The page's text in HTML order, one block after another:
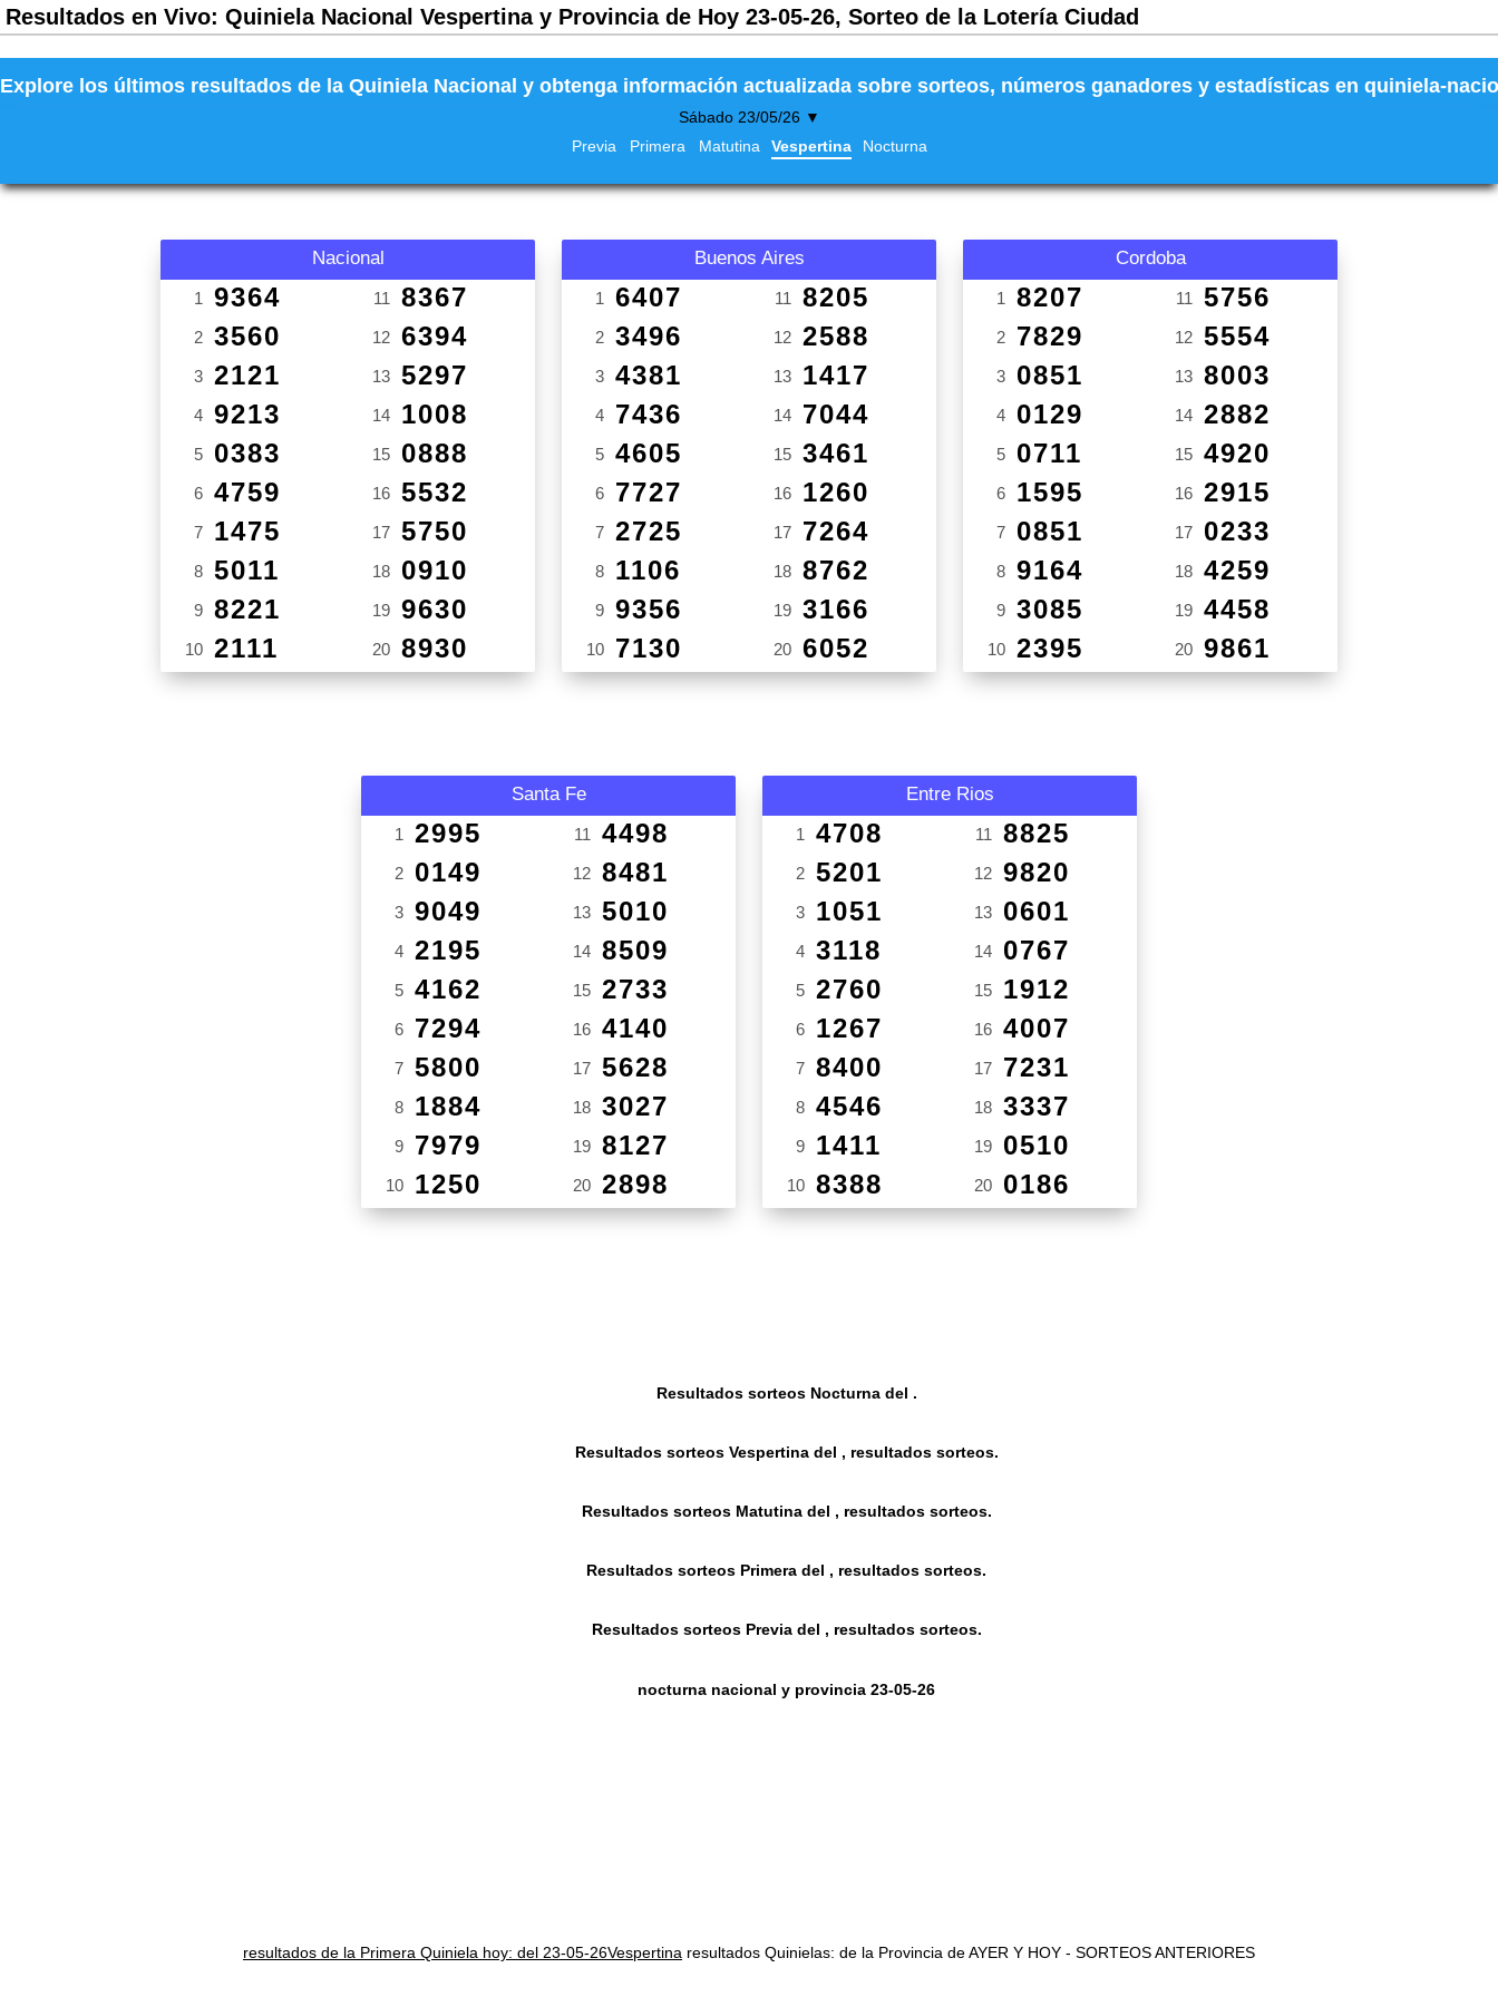
Resultados en Vivo: Quiniela Nacional Vespertina y Provincia de Hoy 23-05-26, Sorteo de la Lotería Ciudad
Explore los últimos resultados de la Quiniela Nacional y obtenga información actualizada sobre sorteos, números ganadores y estadísticas en quiniela-
Sábado 23/05/26 ▼
Previa
Primera Matutina Vespertina Nocturna
Nacional
1 9364
2 3560
3 2121
4 9213
5 0383
6 4759
7 1475
8 5011
9 8221
10 2111
11 8367
12 6394
13 5297
14 1008
15 0888
16 5532
17 5750
18 0910
19 9630
20 8930
Buenos Aires
1 6407
2 3496
3 4381
4 7436
5 4605
6 7727
7 2725
8 1106
9 9356
10 7130
11 8205
12 2588
13 1417
14 7044
15 3461
16 1260
17 7264
18 8762
19 3166
20 6052
Cordoba
1 8207
2 7829
3 0851
4 0129
5 0711
6 1595
7 0851
8 9164
9 3085
10 2395
11 5756
12 5554
13 8003
14 2882
15 4920
16 2915
17 0233
18 4259
19 4458
20 9861
Santa Fe
1 2995
2 0149
3 9049
4 2195
5 4162
6 7294
7 5800
8 1884
9 7979
10 1250
11 4498
12 8481
13 5010
14 8509
15 2733
16 4140
17 5628
18 3027
19 8127
20 2898
Entre Rios
1 4708
2 5201
3 1051
4 3118
5 2760
6 1267
7 8400
8 4546
9 1411
10 8388
11 8825
12 9820
13 0601
14 0767
15 1912
16 4007
17 7231
18 3337
19 0510
20 0186
Resultados sorteos Nocturna del .
Resultados sorteos Vespertina del , resultados sorteos.
Resultados sorteos Matutina del , resultados sorteos.
Resultados sorteos Primera del , resultados sorteos.
Resultados sorteos Previa del , resultados sorteos.
nocturna nacional y provincia 23-05-26
resultados de la Primera Quiniela hoy: del 23-05-26Vespertina resultados Quinielas: de la Provincia de AYER Y HOY - SORTEOS ANTERIORES